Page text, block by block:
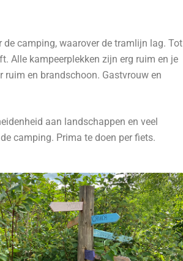
camping, waarover de tramlijn lag. Tot
Alle kampeerplekken zijn erg ruim en je
en brandschoon. Gastvrouw en
aan landschappen en veel
camping. Prima te doen per fiets.